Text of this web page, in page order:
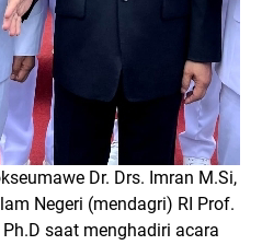
Dr. Drs. Imran M.Si,
Negeri (mendagri) RI Prof.
saat menghadiri acara